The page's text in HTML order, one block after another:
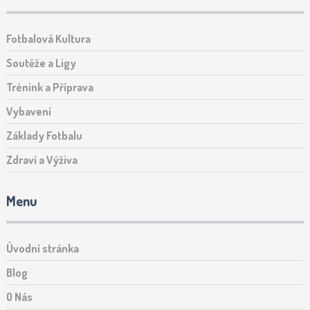
Fotbalová Kultura
Soutěže a Ligy
Trénink a Příprava
Vybavení
Základy Fotbalu
Zdraví a Výživa
Menu
Úvodní stránka
Blog
O Nás